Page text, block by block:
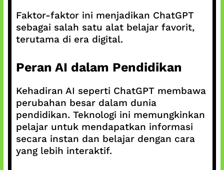
Faktor-faktor ini menjadikan ChatGPT
sebagai salah satu alat belajar favorit,
terutama di era digital.
Peran AI dalam Pendidikan
Kehadiran AI seperti ChatGPT membawa
perubahan besar dalam dunia
pendidikan. Teknologi ini memungkinkan
pelajar untuk mendapatkan informasi
secara instan dan belajar dengan cara
yang lebih interaktif.